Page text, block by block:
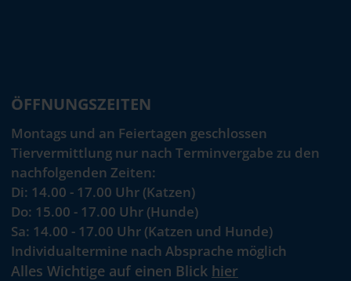
ÖFFNUNGSZEITEN
Montags und an Feiertagen geschlossen
Tiervermittlung nur nach Terminvergabe zu den
nachfolgenden Zeiten:
Di: 14.00 - 17.00 Uhr (Katzen)
Do: 15.00 - 17.00 Uhr (Hunde)
Sa: 14.00 - 17.00 Uhr (Katzen und Hunde)
Individualtermine nach Absprache möglich
Alles Wichtige auf einen Blick hier